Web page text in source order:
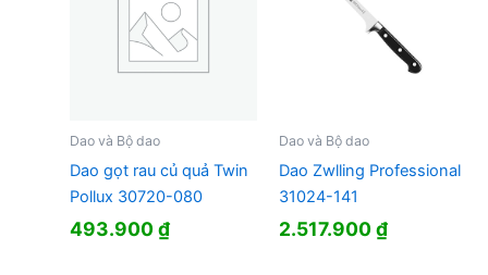
Dao và Bộ dao
Dao gọt rau củ quả Twin
Pollux 30720-080
493.900₫
Dao và Bộ dao
Dao Zwlling Professional
31024-141
2.517.900₫